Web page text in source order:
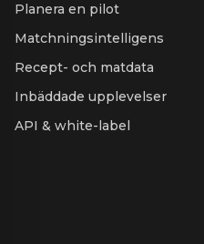
Planera en pilot
Matchningsintelligens
Recept- och matdata
Inbäddade upplevelser
API & white-label